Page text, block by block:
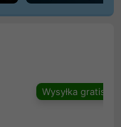
Wysyłka gratis